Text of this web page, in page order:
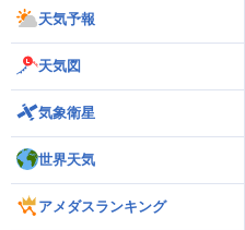
天気予報
天気図
気象衛星
世界天気
アメダスランキング